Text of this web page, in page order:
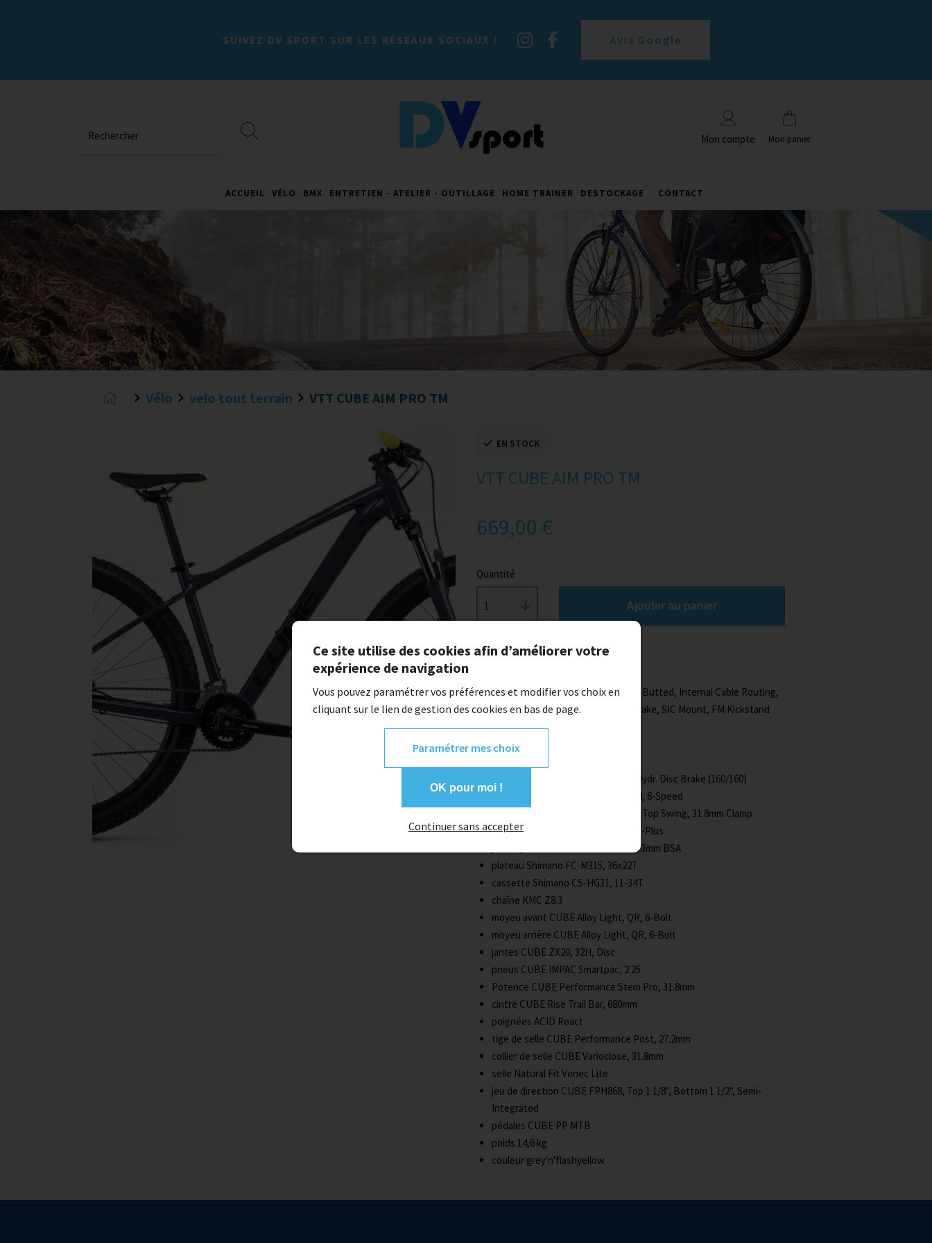
SUIVEZ DV SPORT SUR LES RÉSEAUX SOCIAUX ! Avis Google
Rechercher Mon compte Mon panier
ACCUEIL VÉLO BMX ENTRETIEN - ATELIER - OUTILLAGE HOME TRAINER DESTOCKAGE CONTACT
Vélo velo tout terrain VTT CUBE AIM PRO TM
EN STOCK
VTT CUBE AIM PRO TM
669,00 €
Quantité
1 Ajouter au panier
Description
cadre Aluminium Lite, AMF, Double Butted, Internal Cable Routing,
Tapered Head Tube, Flat Mount Brake, SIC Mount, FM Kickstand
Mount
taille Size Split: 29: M (18")
Tektro HD-M275 / TKD-150, Hydr. Disc Brake (160/160)
Shimano RD-M360, 8-Speed
Shimano FD-M315, Top Swing, 31.8mm Clamp
leviersShimano SL-M315, Rapidfire-Plus
Feimin FP-B902N, 73mm BSA
plateau Shimano FC-M315, 36x22T
cassette Shimano CS-HG31, 11-34T
chaîne KMC Z8.3
moyeu avant CUBE Alloy Light, QR, 6-Bolt
moyeu arrière CUBE Alloy Light, QR, 6-Bolt
jantes CUBE ZX20, 32H, Disc
pneus CUBE IMPAC Smartpac, 2.25
Potence CUBE Performance Stem Pro, 31.8mm
cintre CUBE Rise Trail Bar, 680mm
poignées ACID React
tige de selle CUBE Performance Post, 27.2mm
collier de selle CUBE Varioclose, 31.8mm
selle Natural Fit Venec Lite
jeu de direction CUBE FPH868, Top 1 1/8", Bottom 1 1/2", Semi-
Integrated
pédales CUBE PP MTB
poids 14,6 kg
couleur grey'n'flashyellow
Ce site utilise des cookies afin d’améliorer votre
expérience de navigation
Vous pouvez paramétrer vos préférences et modifier vos choix en
cliquant sur le lien de gestion des cookies en bas de page.
Paramétrer mes choix
OK pour moi !
Continuer sans accepter